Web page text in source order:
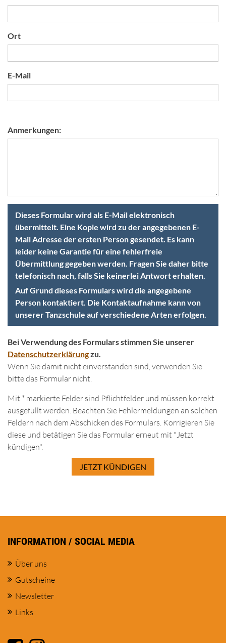
Ort
E-Mail
Anmerkungen:
Dieses Formular wird als E-Mail elektronisch
übermittelt. Eine Kopie wird zu der angegebenen E-
Mail Adresse der ersten Person gesendet. Es kann
leider keine Garantie für eine fehlerfreie
Übermittlung gegeben werden. Fragen Sie daher bitte
telefonisch nach, falls Sie keinerlei Antwort erhalten.
Auf Grund dieses Formulars wird die angegebene
Person kontaktiert. Die Kontaktaufnahme kann von
unserer Tanzschule auf verschiedene Arten erfolgen.
Bei Verwendung des Formulars stimmen Sie unserer
Datenschutzerklärungzu.
Wenn Sie damit nicht einverstanden sind, verwenden Sie
bitte das Formular nicht.
Mit * markierte Felder sind Pflichtfelder und müssen korrekt
ausgefüllt werden. Beachten Sie Fehlermeldungen an solchen
Feldern nach dem Abschicken des Formulars. Korrigieren Sie
diese und betätigen Sie das Formular erneut mit "Jetzt
kündigen".
JETZT KÜNDIGEN
INFORMATION / SOCIAL MEDIA
Über uns
Gutscheine
Newsletter
Links